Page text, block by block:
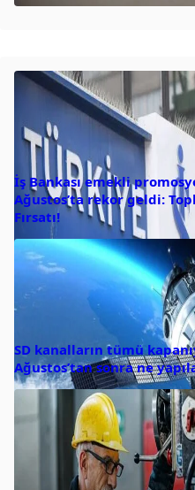
İş Bankası emekli
Ağustos’ta rekor geldi:
Fırsatı!
SD kanalların tümü
Ağustos’tan sonra ne